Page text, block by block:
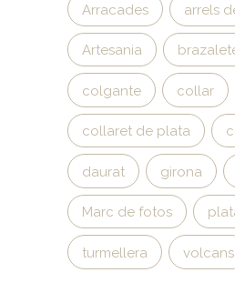
Arracades arrels
Artesania
colgante collar
collaret de plata
daurat girona
Marc de fotos
turmellera volcans